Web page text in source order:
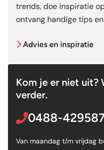
trends, doe inspiratie
ontvang handige tips
Advies en inspiratie
Kom je er niet uit?
verder.
0488-
Van maandag t/m vrijdag